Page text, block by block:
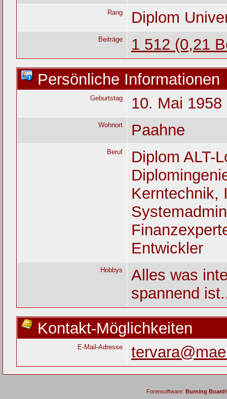
Rang Diplom
Beiträge
1 512 (0,21
Persönliche Informationen
Geburtstag 10. Mai 1958
Wohnort Paahne
Beruf
Diplom ALT-
Kerntechnik,
Entwickler
Hobbys
Alles was
spannend
Kontakt-Möglichkeiten
E-Mail-Adresse
Forensoftware: Burning